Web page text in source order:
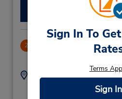
Sign In To
Terms
Sign In
Fazer uma
2
Endereço:
Byggmästaregatan 11,